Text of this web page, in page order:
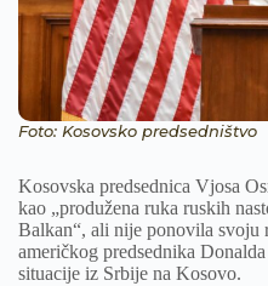
Foto: Kosovsko predsedništvo
Kosovska predsednica Vjosa
kao „produžena ruka ruskih
Balkan“, ali nije ponovila
američkog predsednika
situacije iz Srbije na Kosovo.